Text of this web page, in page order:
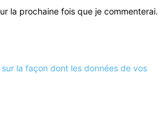
la prochaine fois que je commenterai.
sur la façon dont les données de vos